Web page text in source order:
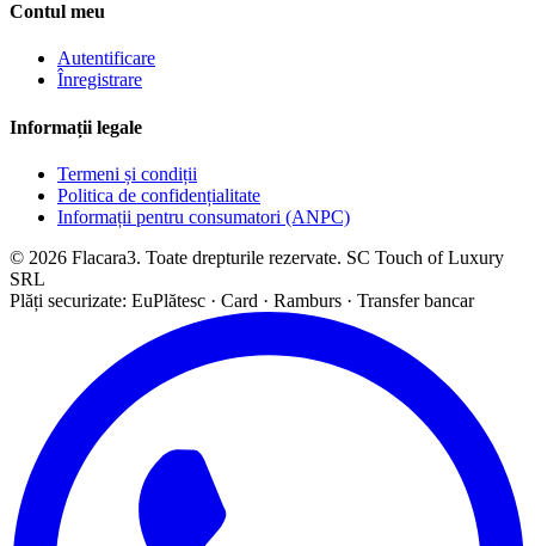
Contul meu
Autentificare
Înregistrare
Informații legale
Termeni și condiții
Politica de confidențialitate
Informații pentru consumatori (ANPC)
© 2026 Flacara3. Toate drepturile rezervate. SC Touch of Luxury
SRL
Plăți securizate: EuPlătesc · Card · Ramburs · Transfer bancar